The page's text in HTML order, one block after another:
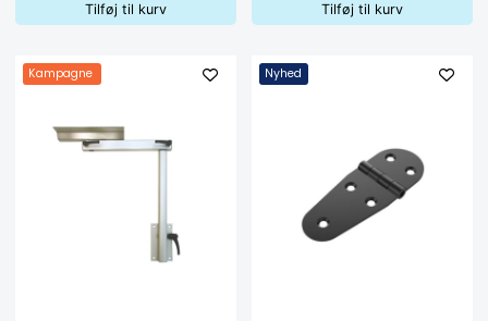
Tilføj til kurv Tilføj til kurv
Kampagne Nyhed